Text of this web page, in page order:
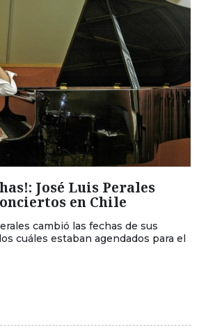
José Luis Perales
en Chile
cambió las fechas de sus
cuáles estaban agendados para el